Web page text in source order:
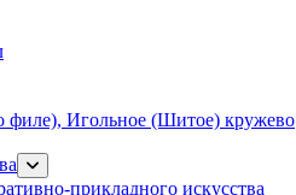
Игольное (Шитое) кружево
прикладного искусства